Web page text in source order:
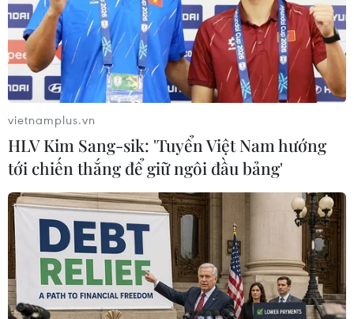
Một chốt 'tổ dân phố an toàn' trên đường Quán Thánh, quận Ba
Đình đã mở để người dân thuận tiện ra, vào, sáng 22/9. (Ảnh:
Hoàng Hiếu/TTXVN)
vietnamplus.vn
HLV Kim Sang-sik: 'Tuyển Việt Nam hướng
tới chiến thắng để giữ ngôi đầu bảng'